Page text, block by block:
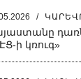
/
ի կռուգ»